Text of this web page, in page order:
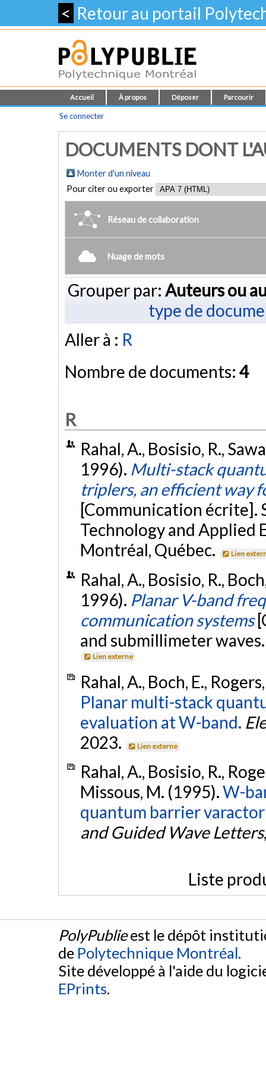
< Retour au portail
Accueil À propos Déposer Parcourir
Se connecter
DOCUMENTS DONT
Monter d'un niveau
Pour citer ou exporter
Réseau de collaboration
Nuage de mots
Grouper par: Auteurs ou
type de
Aller à : R
Nombre de documents: 4
R
Rahal, A., Bosisio, R.,
1996). Multi-stack
triplers, an efficient way
[Communication écrite].
Technology and Applied
Montréal, Québec.
Lien
Rahal, A., Bosisio, R.,
1996). Planar V-band
communication systems
and submillimeter
Lien externe
Rahal, A., Boch, E.,
Planar multi-stack
evaluation at W-band.
2023.
Lien externe
Rahal, A., Bosisio, R.,
Missous, M. (1995).W-
quantum barrier
and Guided Wave Letters
Liste
PolyPublieest le dépôt
de Polytechnique Montréal.
Site développé à l'aide du
EPrints.